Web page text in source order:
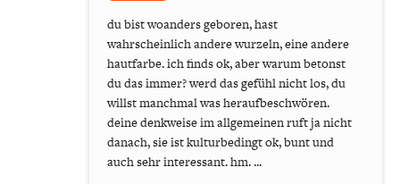
du bist woanders geboren, hast
wahrscheinlich andere wurzeln, eine andere
hautfarbe. ich finds ok, aber warum betonst
du das immer? werd das gefühl nicht los, du
willst manchmal was heraufbeschwören.
deine denkweise im allgemeinen ruft ja nicht
danach, sie ist kulturbedingt ok, bunt und
auch sehr interessant. hm. ...